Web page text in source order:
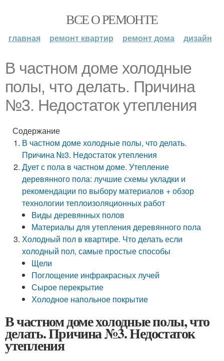
ВСЕ О РЕМОНТЕ
главная ремонт квартир ремонт дома дизайн
В частном доме холодные
полы, что делать. Причина
№3. Недостаток утепления
Содержание
В частном доме холодные полы, что делать.
Причина №3. Недостаток утепления
Дует с пола в частном доме. Утепление
деревянного пола: лучшие схемы укладки и
рекомендации по выбору материалов + обзор
технологии теплоизоляционных работ
Виды деревянных полов
Материалы для утепления деревянного пола
Холодный пол в квартире. Что делать если
холодный пол, самые простые способы
Щели
Поглощение инфракрасных лучей
Сырое перекрытие
Холодное напольное покрытие
В частном доме холодные полы, что
делать. Причина №3. Недостаток
утепления